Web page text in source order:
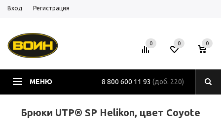
Вход Регистрация
МЕНЮ 8 800 600 11 93 (доб. 220)
0 0 0
Брюки UTP® SP Helikon, цвет Coyote